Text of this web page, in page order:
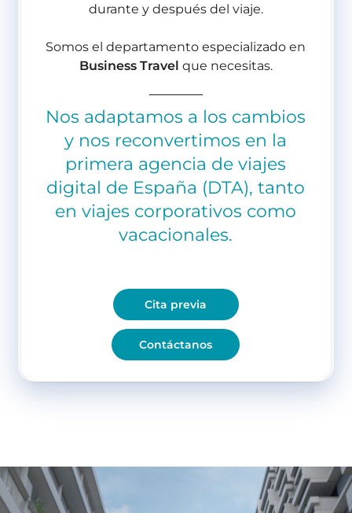
durante y después del viaje.
Somos el departamento especializado en
Business Travel que necesitas.
Nos adaptamos a los cambios
y nos reconvertimos en la
primera agencia de viajes
digital de España (DTA), tanto
en viajes corporativos como
vacacionales.
Cita previa
Contáctanos